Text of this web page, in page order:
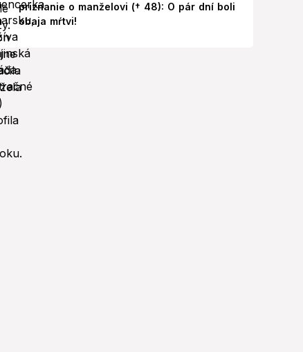
priznanie o manželovi († 48): O pár dní boli
obaja mŕtvi!